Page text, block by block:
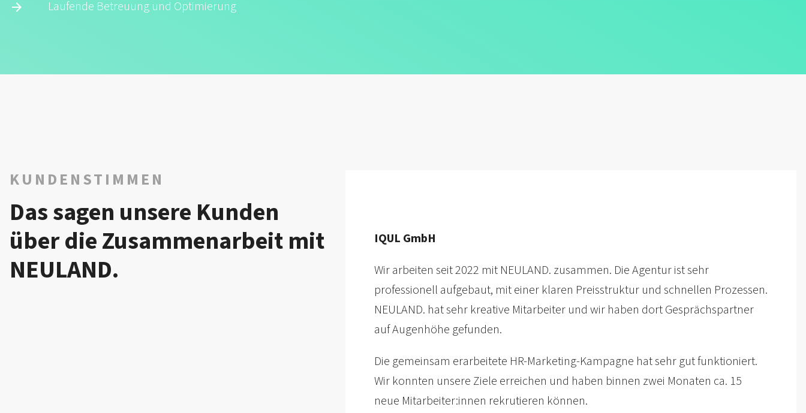
Laufende Betreuung und Optimierung
KUNDENSTIMMEN
Das sagen unsere Kunden
über die Zusammen­arbeit mit
NEULAND.
GmbH
einen neuen, kompetenten Partner an unserer Seite.
IQUL GmbH
Wir arbeiten seit 2022 mit NEULAND. zusammen. Die Agentur ist sehr
professionell aufgebaut, mit einer klaren Preisstruktur und schnellen Prozessen.
NEULAND. hat sehr kreative Mitarbeiter und wir haben dort Gesprächspartner
auf Augenhöhe gefunden.
Die gemeinsam erarbeitete HR-Marketing-Kampagne hat sehr gut funktioniert.
Wir konnten unsere Ziele erreichen und haben binnen zwei Monaten ca. 15
neue Mitarbeiter:innen rekrutieren können.